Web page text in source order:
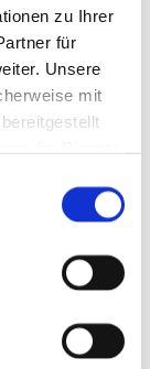
zu Ihrer
für
Unsere
mit
verfügt
zur
fachliche
Bei unseren
moderner
und